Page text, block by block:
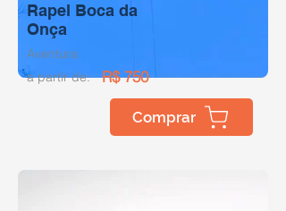
Rapel Boca da
Onça
Aventura
Comprar
a partir de: R$ 750